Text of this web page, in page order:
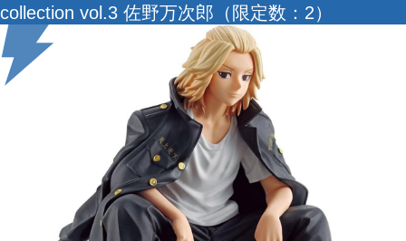
collection vol.3 佐野万次郎（限定数：2）